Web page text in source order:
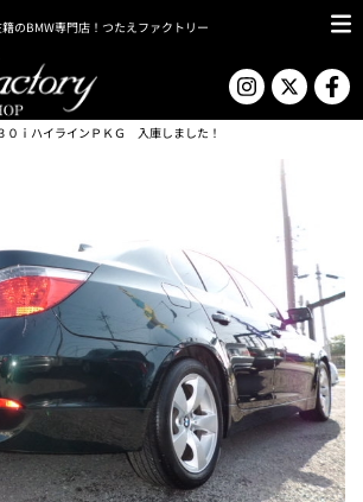
のBMW専門店！つたえファクトリー
０ｉハイラインＰＫＧ 入庫しました！